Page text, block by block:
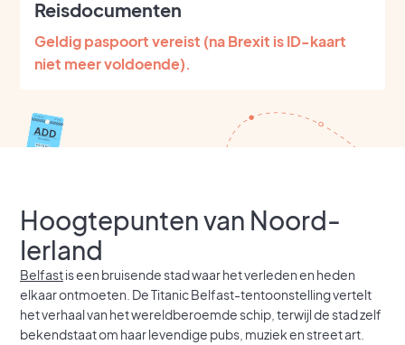
Reisdocumenten
Geldig paspoort vereist (na Brexit is ID-kaart
niet meer voldoende).
Hoogtepunten van Noord-
Ierland
Belfastis een bruisende stad waar het verleden en heden
elkaar ontmoeten. De Titanic Belfast-tentoonstelling vertelt
het verhaal van het wereldberoemde schip, terwijl de stad zelf
bekendstaat om haar levendige pubs, muziek en street art.